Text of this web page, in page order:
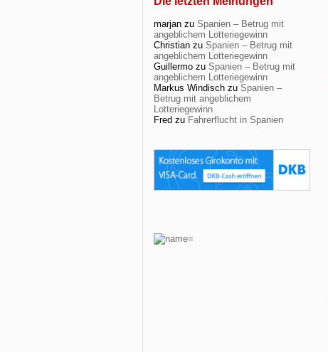
marjan zu Spanien – Betrug mit
angeblichem Lotteriegewinn
Christian zu Spanien – Betrug mit
angeblichem Lotteriegewinn
Guillermo zu Spanien – Betrug mit
angeblichem Lotteriegewinn
Markus Windisch zu Spanien –
Betrug mit angeblichem
Lotteriegewinn
Fred zu Fahrerflucht in Spanien